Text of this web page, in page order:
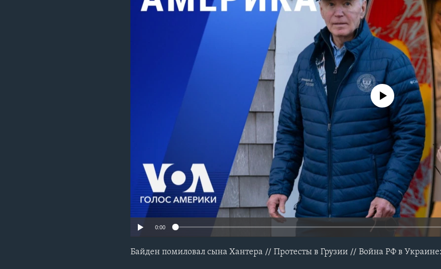
No media source currently
0:00
Байден помиловал сына Хантера // Протесты в Грузии // Война РФ в